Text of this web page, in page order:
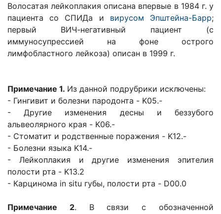
Волосатая лейкоплакия описана впервые в 1984 г. у
пациента со СПИДа и вирусом Эпштейна-Барр;
первый ВИЧ-негативный пациент (с
иммуносупрессией на фоне острого
лимфобластного лейкоза) описан в 1999 г.
Примечание 1. Из данной подрубрики исключены:
- Гингивит и болезни пародонта - K05.-
- Другие изменения десны и беззубого
альвеолярного края - K06.-
- Стоматит и родственные поражения - K12.-
- Болезни языка K14.-
- Лейкоплакия и другие изменения эпителия
полости рта - K13.2
- Карцинома in situ губы, полости рта - D00.0
Примечание 2. В связи с обозначенной